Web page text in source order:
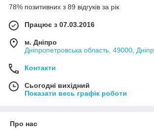
78% позитивних з 89 відгуків за рік
Працює з 07.03.2016
м. Дніпро
Дніпропетровська область, 49000,
Контакти
Сьогодні вихідний
Показати весь графік роботи
Про нас